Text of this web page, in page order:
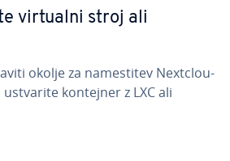
virtualni stroj ali
okolje za na­me­sti­tev Ne­xt­clo­u­
kontejner z LXC ali